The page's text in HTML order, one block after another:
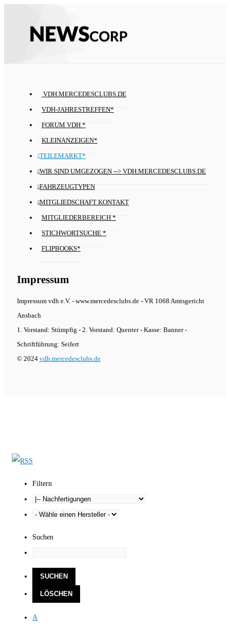
VDH.MERCEDESCLUBS.DE
VDH-JAHRESTREFFEN*
FORUM VDH *
KLEINANZEIGEN*
TEILEMARKT*
WIR SIND UMGEZOGEN --> VDH.MERCEDESCLUBS.DE
FAHRZEUGTYPEN
MITGLIEDSCHAFT KONTAKT
MITGLIEDERBEREICH *
STICHWORTSUCHE *
FLIPBOOKS*
Impressum
Impressum vdh e.V. - www.mercedesclubs.de - VR 1068 Amtsgericht
Ansbach
1. Vorstand: Stümpfig - 2. Vorstand: Quenter - Kasse: Banner -
Schriftführung: Seifert
© 2024 vdh.mercedesclubs.de
Filtern
Suchen
A